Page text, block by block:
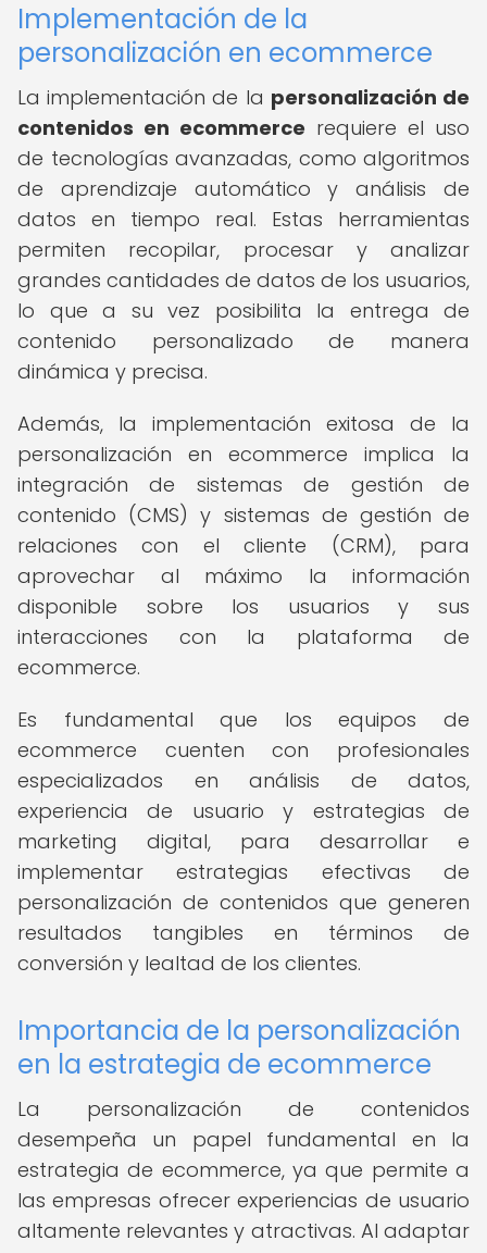
Implementación de la
personalización en ecommerce
La implementación de la personalización de
contenidos en ecommerce requiere el uso
de tecnologías avanzadas, como algoritmos
de aprendizaje automático y análisis de
datos en tiempo real. Estas herramientas
permiten recopilar, procesar y analizar
grandes cantidades de datos de los usuarios,
lo que a su vez posibilita la entrega de
contenido personalizado de manera
dinámica y precisa.
Además, la implementación exitosa de la
personalización en ecommerce implica la
integración de sistemas de gestión de
contenido (CMS) y sistemas de gestión de
relaciones con el cliente (CRM), para
aprovechar al máximo la información
disponible sobre los usuarios y sus
interacciones con la plataforma de
ecommerce.
Es fundamental que los equipos de
ecommerce cuenten con profesionales
especializados en análisis de datos,
experiencia de usuario y estrategias de
marketing digital, para desarrollar e
implementar estrategias efectivas de
personalización de contenidos que generen
resultados tangibles en términos de
conversión y lealtad de los clientes.
Importancia de la personalización
en la estrategia de ecommerce
La personalización de contenidos
desempeña un papel fundamental en la
estrategia de ecommerce, ya que permite a
las empresas ofrecer experiencias de usuario
altamente relevantes y atractivas. Al adaptar